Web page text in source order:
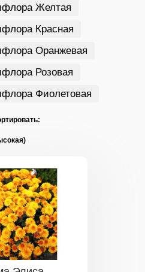
Желтая
Красная
Оранжевая
Розовая
Фиолетовая